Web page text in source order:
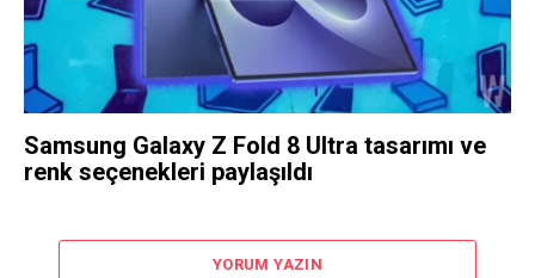
Samsung Galaxy Z Fold 8 Ultra tasarımı ve
renk seçenekleri paylaşıldı
YORUM YAZIN